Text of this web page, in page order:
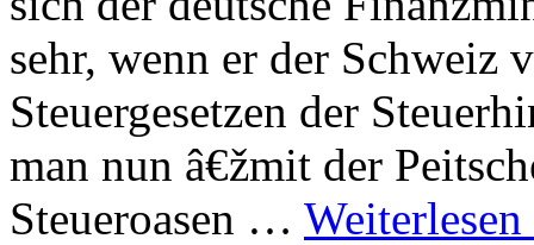
sehr, wenn er der Schweiz
Steuergesetzen der
man nun â€žmit der
Steueroasen … Weiterlesen